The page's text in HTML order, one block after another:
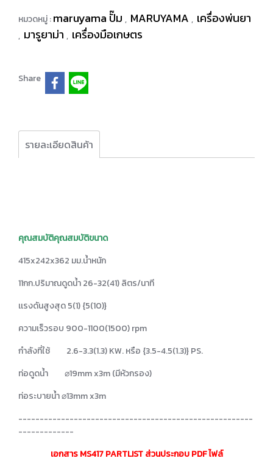
หมวดหมู่ :maruyama ปั๊ม , MARUYAMA , เครื่องพ่นยา
, มารูยาม่า , เครื่องมือเกษตร
Share
รายละเอียดสินค้า
คุณสมบัติคุณสมบัติขนาด
415x242x362 มม.น้ำหนัก
11กก.ปริมาณดูดน้ำ 26-32(41) ลิตร/นาที
เเรงดันสูงสุด 5(1) {5(10)}
ความเร็วรอบ 900-1100(1500) rpm
กำลังที่ใช้ 2.6-3.3(1.3) KW. หรือ {3.5-4.5(1.3)} PS.
ท่อดูดน้ำ ⌀19mm x3m (มีหัวกรอง)
ท่อระบายน้ำ ⌀13mm x3m
-------------------------------------------------------
-------------
เอกสาร MS417 PARTLIST ส่วนประกอบ PDF ไฟล์